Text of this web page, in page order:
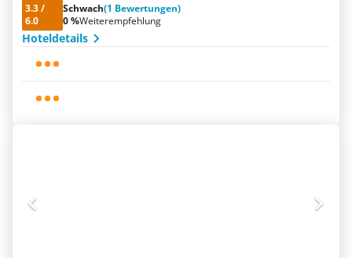
3.3/
6.0
Schwach(1 Bewertungen)
0 %Weiterempfehlung
Hoteldetails